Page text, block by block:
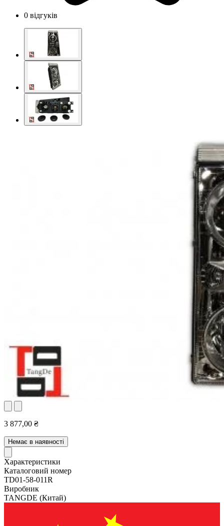
0 відгуків
3 877,00 ₴
Немає в наявності
Характеристики
Каталоговий номер
TD01-58-011R
Виробник
TANGDE (Китай)